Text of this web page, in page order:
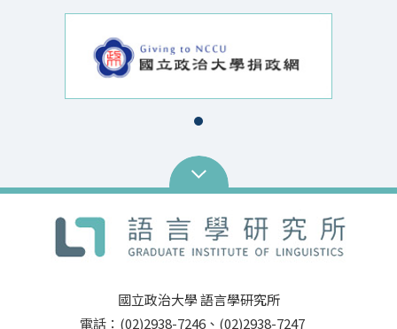
國立政治大學 語言學研究所
電話：(02)2938-7246、(02)2938-7247